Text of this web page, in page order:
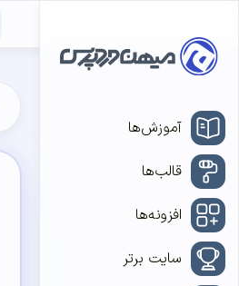
آموزش‌ها
قالب‌ها
افزونه‌ها
سایت برتر